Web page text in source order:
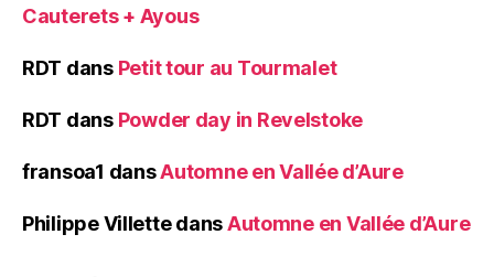
Cauterets + Ayous
RDT dans Petit tour au Tourmalet
RDT dans Powder day in Revelstoke
fransoa1 dansAutomne en Vallée d’Aure
Philippe VillettedansAutomne en Vallée d’Aure